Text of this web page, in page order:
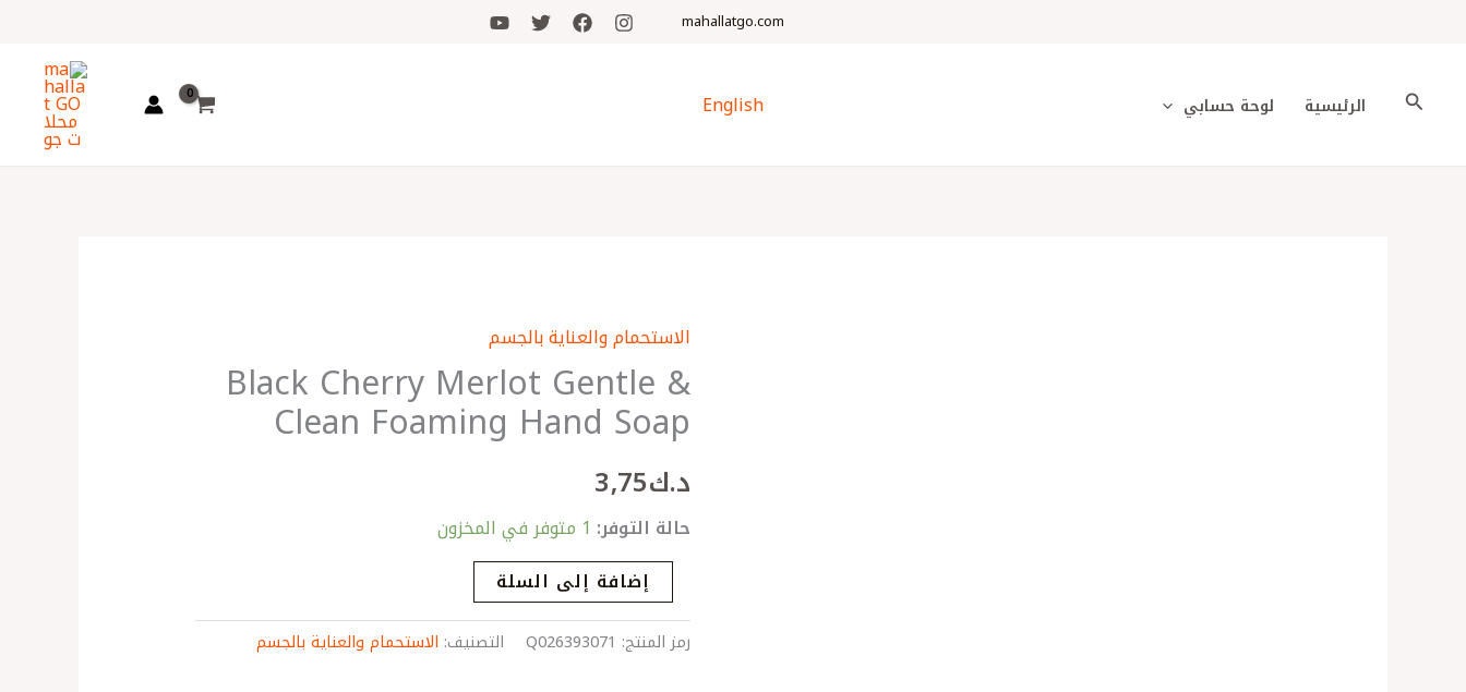
mahallatgo.com
البحث الرئيسية لوحة حسابي English
الاستحمام والعناية بالجسم
Black Cherry Merlot Gentle &
Clean Foaming Hand Soap
د.ك3٫75
حالة التوفر: 1 متوفر في المخزون
كمية
Black
Cherry
Merlot
Gentle
&
Clean
Foaming
Hand
Soap
إضافة إلى السلة
رمز المنتج: Q026393071 التصنيف: الاستحمام والعناية بالجسم